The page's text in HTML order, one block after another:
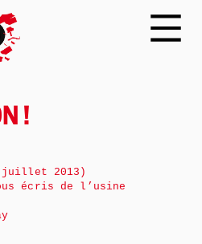
!
2013)
écris de l’usine